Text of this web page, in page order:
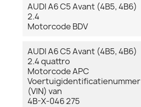
AUDI A6 C5 Avant (4B5, 4B6)
2.4
Motorcode BDV
AUDI A6 C5 Avant (4B5, 4B6)
2.4 quattro
Motorcode APC
Voertuigidentificatienummer
(VIN) van
4B-X-046 275